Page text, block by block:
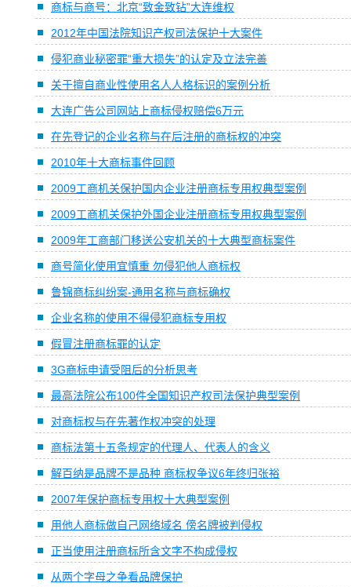
商标与商号：北京“致金致钻”大连维权
2012年中国法院知识产权司法保护十大案件
侵犯商业秘密罪“重大损失”的认定及立法完善
关于擅自商业性使用名人人格标识的案例分析
大连广告公司网站上商标侵权赔偿6万元
在先登记的企业名称与在后注册的商标权的冲突
2010年十大商标事件回顾
2009工商机关保护国内企业注册商标专用权典型案例
2009工商机关保护外国企业注册商标专用权典型案例
2009年工商部门移送公安机关的十大典型商标案件
商号简化使用宜慎重 勿侵犯他人商标权
鲁锦商标纠纷案-通用名称与商标确权
企业名称的使用不得侵犯商标专用权
假冒注册商标罪的认定
3G商标申请受阻后的分析思考
最高法院公布100件全国知识产权司法保护典型案例
对商标权与在先著作权冲突的处理
商标法第十五条规定的代理人、代表人的含义
解百纳是品牌不是品种 商标权争议6年终归张裕
2007年保护商标专用权十大典型案例
用他人商标做自己网络域名 傍名牌被判侵权
正当使用注册商标所含文字不构成侵权
从两个字母之争看品牌保护